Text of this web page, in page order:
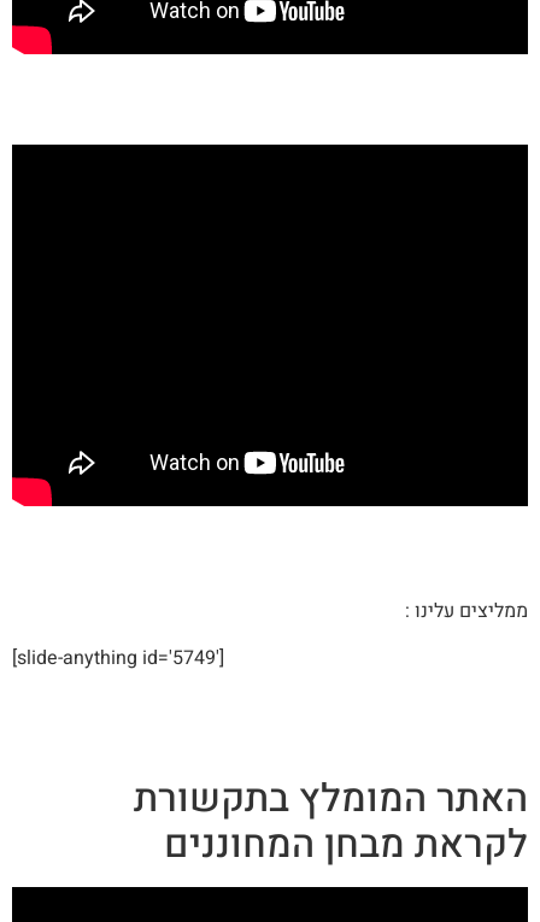
ממליצים עלינו :
[slide-anything id='5749']
האתר המומלץ בתקשורת
לקראת מבחן המחוננים